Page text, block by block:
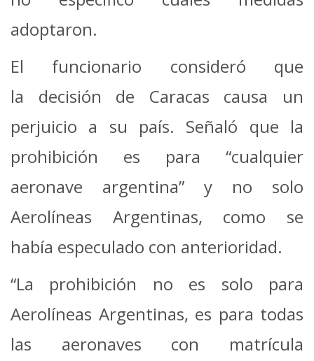
adoptaron.
El funcionario consideró que
la decisión de Caracas causa un
perjuicio a su país. Señaló que la
prohibición es para “cualquier
aeronave argentina” y no solo
Aerolíneas Argentinas, como se
había especulado con anterioridad.
“La prohibición no es solo para
Aerolíneas Argentinas, es para todas
las aeronaves con matrícula